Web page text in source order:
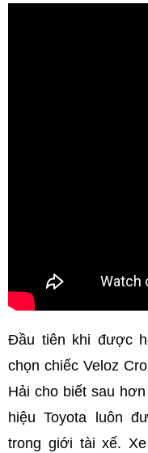
Đầu tiên khi được
chọn chiếc Veloz
Hải cho biết sau
hiệu Toyota luôn
trong giới tài xế.